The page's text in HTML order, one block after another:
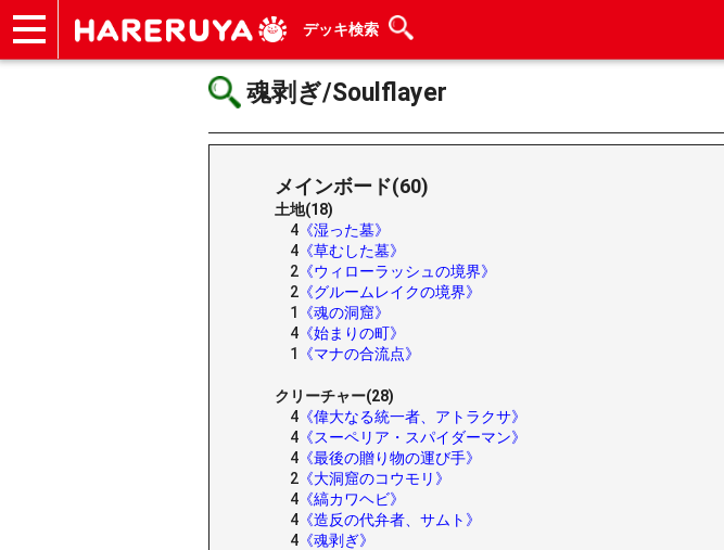
デッキ検索
魂剥ぎ/Soulflayer
メインボード(60)
土地(18)
4 《湿った墓》
4 《草むした墓》
2 《ウィローラッシュの境界》
2 《グルームレイクの境界》
1
《魂の洞窟》
4 《始まりの町》
1
《マナの合流点》
クリーチャー(28)
4 《偉大なる統一者、アトラクサ》
4 《スーペリア・スパイダーマン》
4 《最後の贈り物の運び手》
2 《大洞窟のコウモリ》
4 《縞カワヘビ》
4 《造反の代弁者、サムト》
4 《魂剥ぎ》